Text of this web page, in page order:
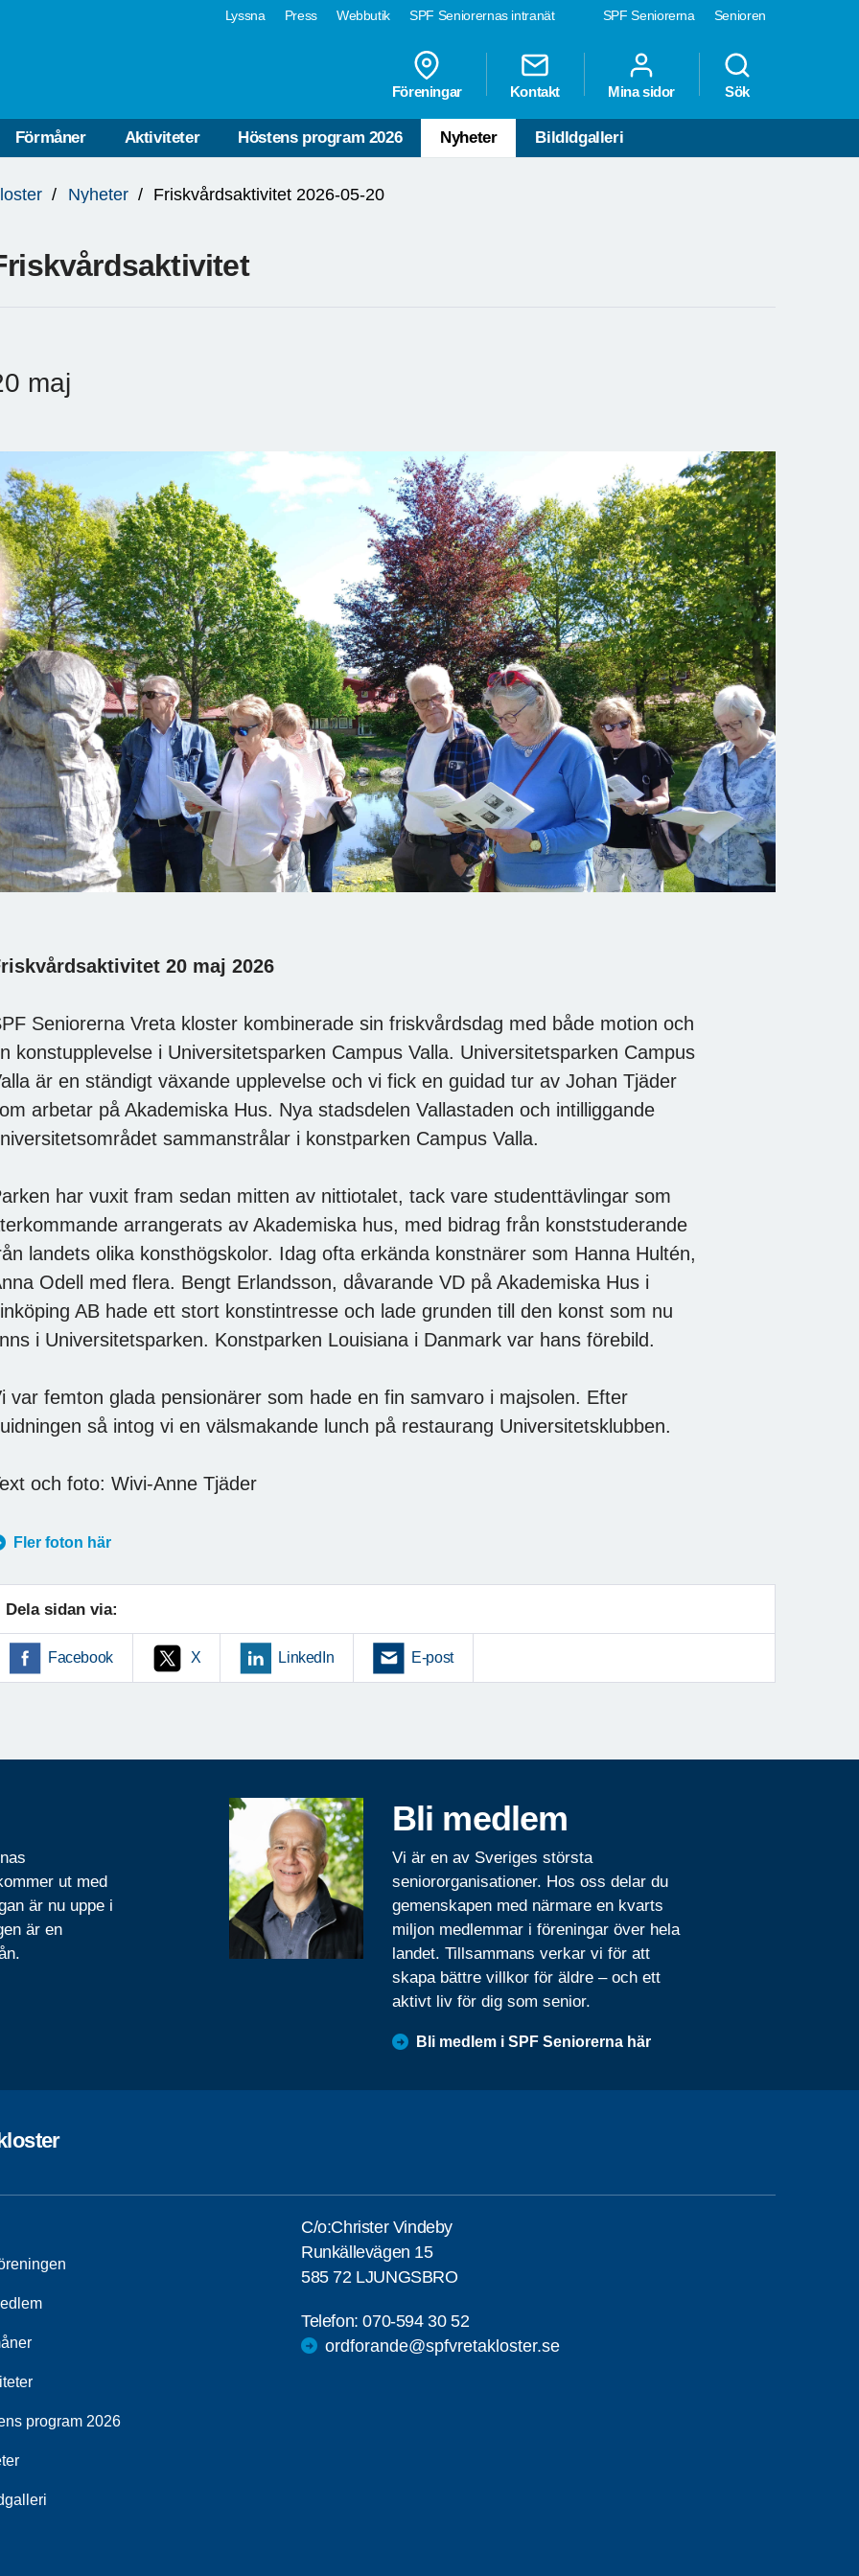
SPF Seniorerna Senioren
Lyssna Press Webbutik SPF Seniorernas intranät
Föreningar Kontakt Mina sidor Sök
Förmåner Aktiviteter Höstens program 2026 Nyheter Bildldgalleri
Nyheter Friskvårdsaktivitet 2026-05-20
maj
20 maj 2026
Seniorerna Vreta kloster kombinerade sin friskvårdsdag med både motion och
konstupplevelse i Universitetsparken Campus Valla. Universitetsparken Campus
är en ständigt växande upplevelse och vi fick en guidad tur av Johan Tjäder
arbetar på Akademiska Hus. Nya stadsdelen Vallastaden och intilliggande
sammanstrålar i konstparken Campus Valla.
har vuxit fram sedan mitten av nittiotalet, tack vare studenttävlingar som
arrangerats av Akademiska hus, med bidrag från konststuderande
landets olika konsthögskolor. Idag ofta erkända konstnärer som Hanna Hultén,
Odell med flera. Bengt Erlandsson, dåvarande VD på Akademiska Hus i
AB hade ett stort konstintresse och lade grunden till den konst som nu
i Universitetsparken. Konstparken Louisiana i Danmark var hans förebild.
var femton glada pensionärer som hade en fin samvaro i majsolen. Efter
så intog vi en välsmakande lunch på restaurang Universitetsklubben.
och foto: Wivi-Anne Tjäder
Fler foton här
Dela sidan via:
Facebook X LinkedIn E-post
ut med
är nu uppe i
är en
Bli medlem
Vi är en av Sveriges största
seniororganisationer. Hos oss delar du
gemenskapen med närmare en kvarts
miljon medlemmar i föreningar över hela
landet. Tillsammans verkar vi för att
skapa bättre villkor för äldre – och ett
aktivt liv för dig som senior.
Bli medlem i SPF Seniorerna här
program 2026
C/o:Christer Vindeby
Runkällevägen 15
585 72 LJUNGSBRO
Telefon:070-594 30 52
ordforande@spfvretakloster.se